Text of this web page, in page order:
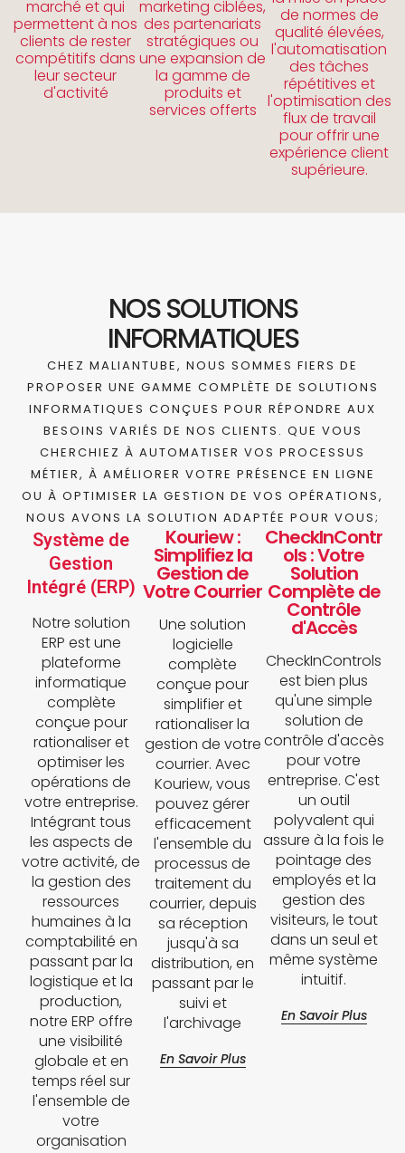
marché et qui
permettent à nos
clients de rester
compétitifs dans
leur secteur
d'activité
marketing ciblées,
des partenariats
stratégiques ou
une expansion de
la gamme de
produits et
services offerts
de normes de
qualité élevées,
l'automatisation
des tâches
répétitives et
l'optimisation des
flux de travail
pour offrir une
expérience client
supérieure.
NOS SOLUTIONS
INFORMATIQUES
CHEZ MALIANTUBE, NOUS SOMMES FIERS DE
PROPOSER UNE GAMME COMPLÈTE DE SOLUTIONS
INFORMATIQUES CONÇUES POUR RÉPONDRE AUX
BESOINS VARIÉS DE NOS CLIENTS. QUE VOUS
CHERCHIEZ À AUTOMATISER VOS PROCESSUS
MÉTIER, À AMÉLIORER VOTRE PRÉSENCE EN LIGNE
OU À OPTIMISER LA GESTION DE VOS OPÉRATIONS,
NOUS AVONS LA SOLUTION ADAPTÉE POUR VOUS;
Système de
Gestion
Intégré (ERP)
Notre solution
ERP est une
plateforme
informatique
complète
conçue pour
rationaliser et
optimiser les
opérations de
votre entreprise.
Intégrant tous
les aspects de
votre activité, de
la gestion des
ressources
humaines à la
comptabilité en
passant par la
logistique et la
production,
notre ERP offre
une visibilité
globale et en
temps réel sur
l'ensemble de
votre
organisation
Kouriew :
Simplifiez la
Gestion de
Votre Courrier
Une solution
logicielle
complète
conçue pour
simplifier et
rationaliser la
gestion de votre
courrier. Avec
Kouriew, vous
pouvez gérer
efficacement
l'ensemble du
processus de
traitement du
courrier, depuis
sa réception
jusqu'à sa
distribution, en
passant par le
suivi et
l'archivage
En Savoir Plus
CheckInContr
ols : Votre
Solution
Complète de
Contrôle
d'Accès
CheckInControls
est bien plus
qu'une simple
solution de
contrôle d'accès
pour votre
entreprise. C'est
un outil
polyvalent qui
assure à la fois le
pointage des
employés et la
gestion des
visiteurs, le tout
dans un seul et
même système
intuitif.
En Savoir Plus